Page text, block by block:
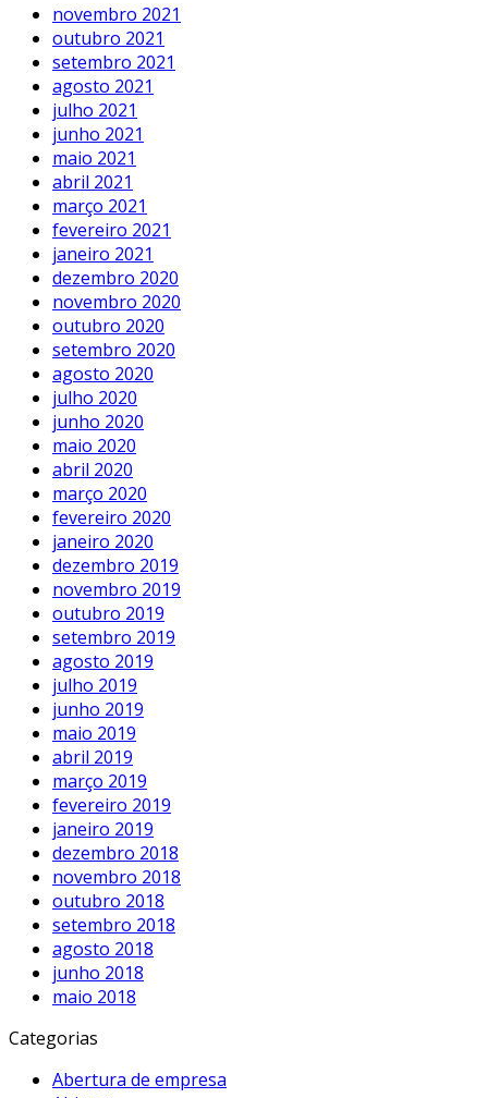
novembro 2021
outubro 2021
setembro 2021
agosto 2021
julho 2021
junho 2021
maio 2021
abril 2021
março 2021
fevereiro 2021
janeiro 2021
dezembro 2020
novembro 2020
outubro 2020
setembro 2020
agosto 2020
julho 2020
junho 2020
maio 2020
abril 2020
março 2020
fevereiro 2020
janeiro 2020
dezembro 2019
novembro 2019
outubro 2019
setembro 2019
agosto 2019
julho 2019
junho 2019
maio 2019
abril 2019
março 2019
fevereiro 2019
janeiro 2019
dezembro 2018
novembro 2018
outubro 2018
setembro 2018
agosto 2018
junho 2018
maio 2018
Categorias
Abertura de empresa